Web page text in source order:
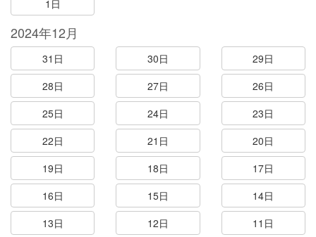
1日
2024年12月
31日 30日
29日
28日
27日
26日
25日
24日
23日
22日
21日
20日
19日
18日
17日
16日
15日
14日
13日
12日
11日